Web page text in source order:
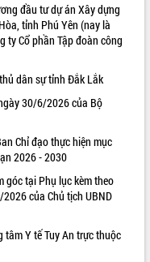
đầu tư dự án Xây dựng
tỉnh Phú Yên (nay là
ty Cổ phần Tập đoàn công
dân sự tỉnh Đắk Lắk
30/6/2026 của Bộ
Chỉ đạo thực hiện mục
2026 - 2030
góc tại Phụ lục kèm theo
của Chủ tịch UBND
tâm Y tế Tuy An trực thuộc